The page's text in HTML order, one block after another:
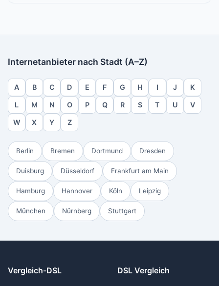
Internetanbieter nach Stadt (A–Z)
A B C D E F G H I J K
L M N O P Q R S T U V
W X Y Z
Berlin Bremen Dortmund Dresden
Duisburg Düsseldorf Frankfurt am Main
Hamburg Hannover Köln Leipzig
München Nürnberg Stuttgart
Vergleich-DSL DSL Vergleich